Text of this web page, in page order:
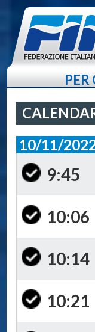
PER
10/11/
9:45
10:06
10:14
10:21